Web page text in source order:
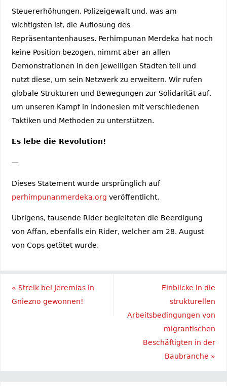
Steuererhöhungen, Polizeigewalt und, was am
wichtigsten ist, die Auflösung des
Repräsentantenhauses. Perhimpunan Merdeka hat noch
keine Position bezogen, nimmt aber an allen
Demonstrationen in den jeweiligen Städten teil und
nutzt diese, um sein Netzwerk zu erweitern. Wir rufen
globale Strukturen und Bewegungen zur Solidarität auf,
um unseren Kampf in Indonesien mit verschiedenen
Taktiken und Methoden zu unterstützen.
Es lebe die Revolution!
—
Dieses Statement wurde ursprünglich auf
perhimpunanmerdeka.org veröffentlicht.
Übrigens, tausende Rider begleiteten die Beerdigung
von Affan, ebenfalls ein Rider, welcher am 28. August
von Cops getötet wurde.
« Streik bei Jeremias in
Gniezno gewonnen!
Einblicke in die
strukturellen
Arbeitsbedingungen von
migrantischen
Beschäftigten in der
Baubranche »